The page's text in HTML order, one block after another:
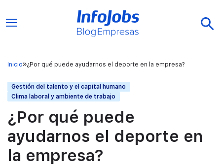
Inicio ¿Por qué puede ayudarnos el deporte en la empresa?
Gestión del talento y el capital humano
Clima laboral y ambiente de trabajo
¿Por qué puede
ayudarnos el deporte en
la empresa?